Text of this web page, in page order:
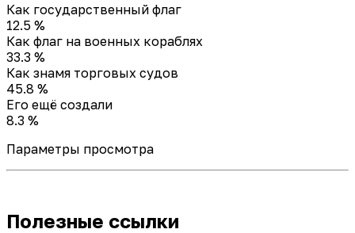
Как государственный флаг
12.5 %
Как флаг на военных кораблях
33.3 %
Как знамя торговых судов
45.8 %
Его ещё создали
8.3 %
Параметры просмотра
Полезные ссылки